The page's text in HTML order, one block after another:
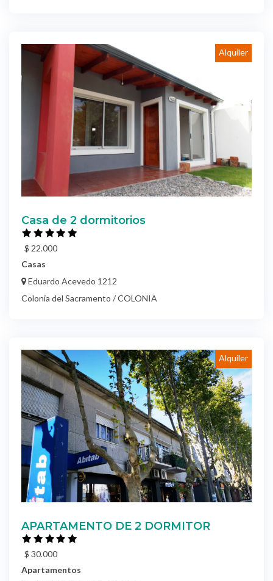
Alquiler
Casa de 2 dormitorios
$ 22.000
Casas
Eduardo Acevedo 1212
Colonia del Sacramento / COLONIA
Alquiler
APARTAMENTO DE 2 DORMITOR
$ 30.000
Apartamentos